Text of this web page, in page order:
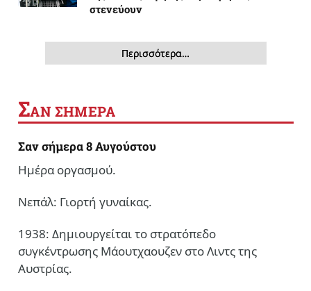
στενεύουν
Περισσότερα…
ΣΑΝ ΣΗΜΕΡΑ
Σαν σήμερα 8 Αυγούστου
Ημέρα οργασμού.
Νεπάλ: Γιορτή γυναίκας.
1938: Δημιουργείται το στρατόπεδο
συγκέντρωσης Μάουτχαουζεν στο Λιντς της
Αυστρίας.